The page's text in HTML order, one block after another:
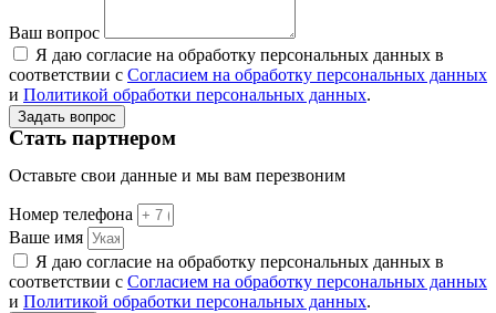
Ваш вопрос
Я даю согласие на обработку персональных данных в
соответствии с Согласием на обработку персональных данных
и Политикой обработки персональных данных.
Задать вопрос
Стать партнером
Оставьте свои данные и мы вам перезвоним
Номер телефона
Ваше имя
Я даю согласие на обработку персональных данных в
соответствии с Согласием на обработку персональных данных
и Политикой обработки персональных данных.